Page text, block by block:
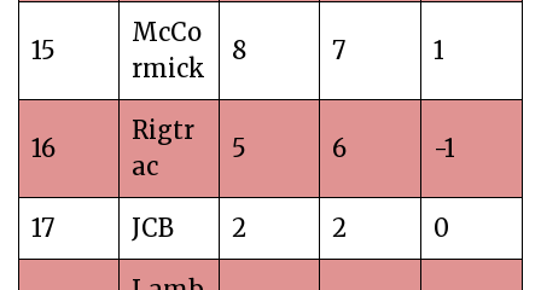
15
McCo
rmick
8 7 1
16
Rigtr
ac
5 6 -1
17 JCB 2 2 0